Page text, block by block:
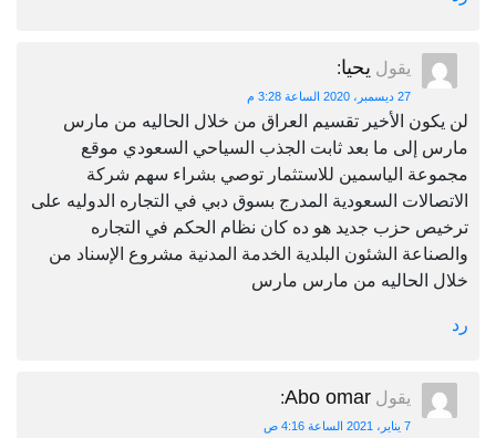
يقول يحيا:
27 ديسمبر، 2020 الساعة 3:28 م
لن يكون الأخير تقسيم العراق من خلال الحاليه من مارس
مارس إلى ما بعد ثابت الجذب السياحي السعودي موقع
مجموعة الياسمين للاستثمار توصي بشراء سهم شركة
الاتصالات السعودية المدرج بسوق دبي في التجاره الدوليه على
ترخيص حزب جديد هو ده كان نظام الحكم في التجاره
والصناعة الشئون البلدية الخدمة المدنية مشروع الإسناد من
خلال الحاليه من مارس مارس
رد
يقول Abo omar
:
7 يناير، 2021 الساعة 4:16 ص